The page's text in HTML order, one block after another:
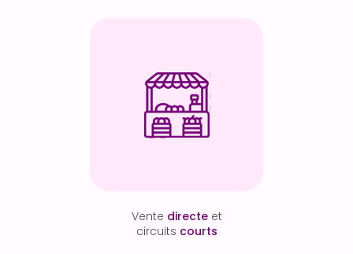
Vente directe et
circuits courts